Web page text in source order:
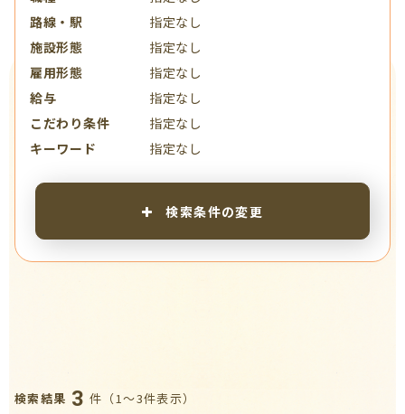
路線・駅
指定なし
施設形態
指定なし
雇用形態
指定なし
給与
指定なし
こだわり条件
指定なし
キーワード
指定なし
検索条件の変更
検索結果 3 件（1〜3件表示）